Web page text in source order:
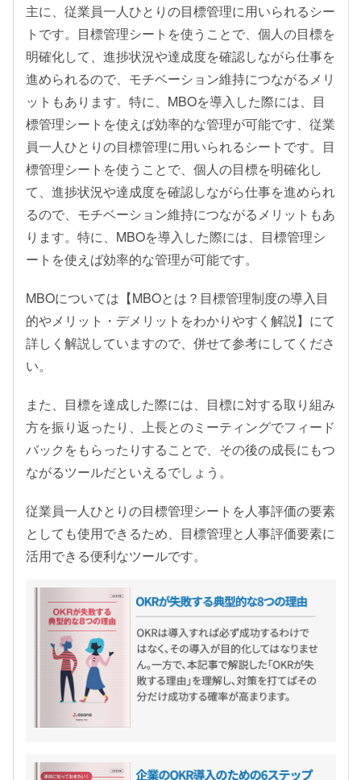
主に、従業員一人ひとりの目標管理に用いられるシー
トです。目標管理シートを使うことで、個人の目標を
明確化して、進捗状況や達成度を確認しながら仕事を
進められるので、モチベーション維持につながるメリ
ットもあります。特に、MBOを導入した際には、目
標管理シートを使えば効率的な管理が可能です、従業
員一人ひとりの目標管理に用いられるシートです。目
標管理シートを使うことで、個人の目標を明確化し
て、進捗状況や達成度を確認しながら仕事を進められ
るので、モチベーション維持につながるメリットもあ
ります。特に、MBOを導入した際には、目標管理シ
ートを使えば効率的な管理が可能です。
MBOについては【MBOとは？目標管理制度の導入目
的やメリット・デメリットをわかりやすく解説】にて
詳しく解説していますので、併せて参考にしてくださ
い。
また、目標を達成した際には、目標に対する取り組み
方を振り返ったり、上長とのミーティングでフィード
バックをもらったりすることで、その後の成長にもつ
ながるツールだといえるでしょう。
従業員一人ひとりの目標管理シートを人事評価の要素
としても使用できるため、目標管理と人事評価要素に
活用できる便利なツールです。